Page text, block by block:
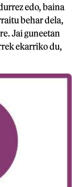
edo, baina
behar dela,
Jai guneetan
ekarriko du,